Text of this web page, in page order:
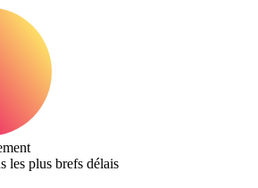
les plus brefs délais